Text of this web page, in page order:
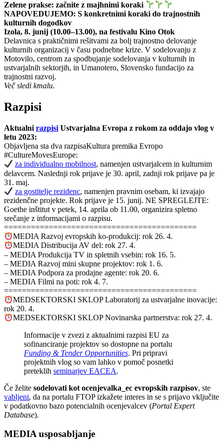
Zelene prakse: začnite z majhnimi koraki
NAPOVEDUJEMO: S konkretnimi koraki do trajnostnih
kulturnih dogodkov
Izola, 8. junij (10.00–13.00), na festivalu Kino Otok
Delavnica s praktičnimi rešitvami za bolj trajnostno delovanje
kulturnih organizacij v času podnebne krize. V sodelovanju z
Motovilo, centrom za spodbujanje sodelovanja v kulturnih in
ustvarjalnih sektorjih, in Umanotero, Slovensko fundacijo za
trajnostni razvoj.
Več sledi kmalu.
Razpisi
Aktualni razpisi Ustvarjalna Evropa z rokom za oddajo vlog v
letu 2023:
Objavljena sta dva razpisaKultura premika Evropo
#CultureMovesEurope:
za individualno mobilnost, namenjen ustvarjalcem in kulturnim
delavcem. Naslednji rok prijave je 30. april, zadnji rok prijave pa je
31. maj.
za gostitelje rezidenc, namenjen pravnim osebam, ki izvajajo
rezidenčne projekte. Rok prijave je 15. junij. NE SPREGLEJTE:
Goethe inštitut v petek, 14. aprila ob 11.00, organizira spletno
srečanje z informacijami o razpisu.
===========================================
MEDIA Razvoj evropskih ko-produkcij: rok 26. 4.
MEDIA Distribucija AV del: rok 27. 4.
– MEDIA Produkcija TV in spletnih vsebin: rok 16. 5.
– MEDIA Razvoj mini skupne projektov: rok 1. 6.
– MEDIA Podpora za prodajne agente: rok 20. 6.
– MEDIA Filmi na poti: rok 4. 7.
===========================================
MEDSEKTORSKI SKLOP Laboratorij za ustvarjalne inovacije:
rok 20. 4.
MEDSEKTORSKI SKLOP Novinarska partnerstva: rok 27. 4.
Informacije v zvezi z aktualnimi razpisi EU za
sofinanciranje projektov so dostopne na portalu
Funding & Tender Opportunities. Pri pripravi
projektnih vlog so vam lahko v pomoč posnetki
preteklih seminarjev EACEA.
Če želite sodelovati kot ocenjevalka_ec evropskih razpisov, ste
vabljeni, da na portalu FTOP izkažete interes in se s prijavo vključite
v podatkovno bazo potencialnih ocenjevalcev (Portal Expert
Database).
MEDIA usposabljanje